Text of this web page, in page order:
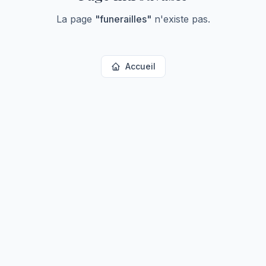
La page "funerailles" n'existe pas.
Accueil